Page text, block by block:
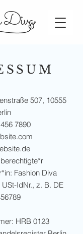
Diva
507, 10555
7890
Fashion Diva
IdNr., z. B. DE
HRB 0123